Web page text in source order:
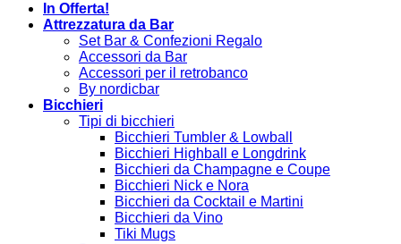
In Offerta!
Attrezzatura da Bar
Set Bar & Confezioni Regalo
Accessori da Bar
Accessori per il retrobanco
By nordicbar
Bicchieri
Tipi di bicchieri
Bicchieri Tumbler & Lowball
Bicchieri Highball e Longdrink
Bicchieri da Champagne e Coupe
Bicchieri Nick e Nora
Bicchieri da Cocktail e Martini
Bicchieri da Vino
Tiki Mugs